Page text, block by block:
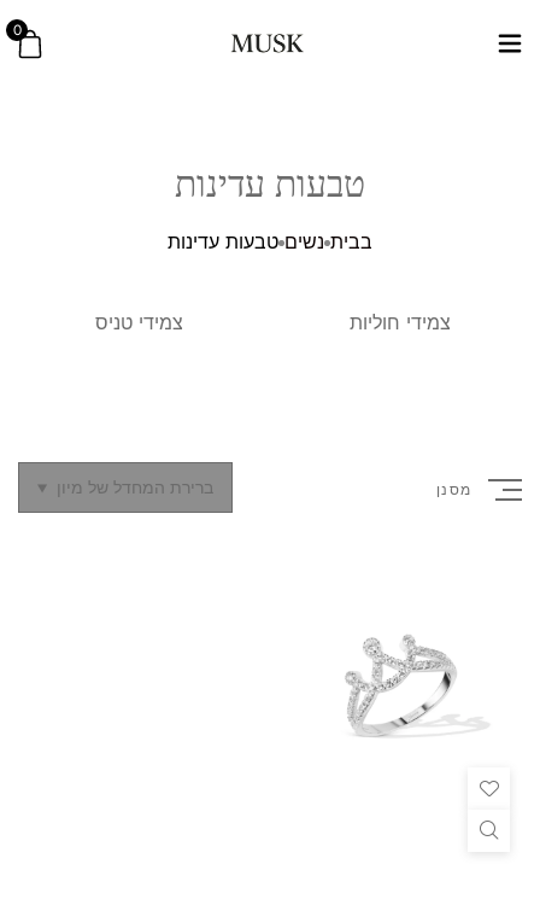
0
טבעות עדינות
בבית נשים טבעות עדינות
צמידי חוליות צמידי טניס
מסנן ברירת המחדל של מיון